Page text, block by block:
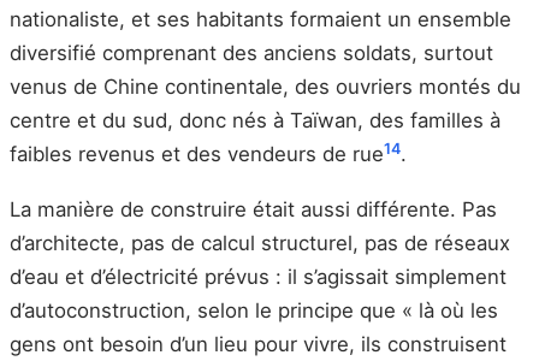
nationaliste, et ses habitants formaient un ensemble
diversifié comprenant des anciens soldats, surtout
venus de Chine continentale, des ouvriers montés du
centre et du sud, donc nés à Taïwan, des familles à
faibles revenus et des vendeurs de rue14.
La manière de construire était aussi différente. Pas
d’architecte, pas de calcul structurel, pas de réseaux
d’eau et d’électricité prévus : il s’agissait simplement
d’autoconstruction, selon le principe que « là où les
gens ont besoin d’un lieu pour vivre, ils construisent